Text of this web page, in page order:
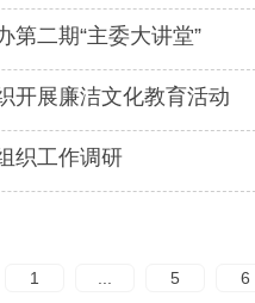
第二期“主委大讲堂”
开展廉洁文化教育活动
织工作调研
1 5 6